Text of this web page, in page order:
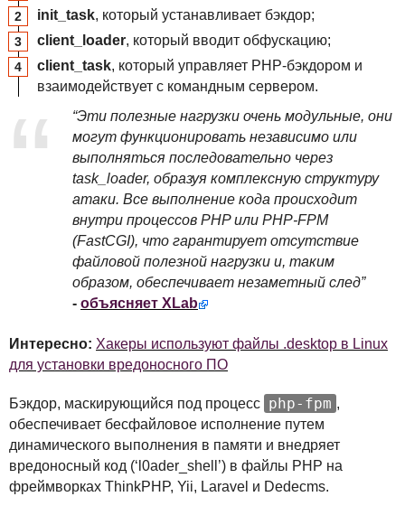
init_task, который устанавливает бэкдор;
client_loader, который вводит обфускацию;
client_task, который управляет PHP-бэкдором и
взаимодействует с командным сервером.
“Эти полезные нагрузки очень модульные, они
могут функционировать независимо или
выполняться последовательно через
task_loader, образуя комплексную структуру
атаки. Все выполнение кода происходит
внутри процессов PHPили PHP-FPM
(FastCGI), что гарантирует отсутствие
файловой полезной нагрузки и, таким
образом, обеспечивает незаметный след”
- объясняет XLab
Интересно: Хакеры используют файлы .desktop в Linux
для установки вредоносного ПО
Бэкдор, маскирующийся под процесс php-fpm ,
обеспечивает бесфайловое исполнение путем
динамического выполнения в памяти и внедряет
вредоносный код (‘l0ader_shell’) в файлы PHP на
фреймворках ThinkPHP, Yii, Laravel и Dedecms.